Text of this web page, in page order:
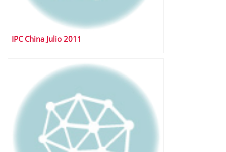
IPC China Julio 2011